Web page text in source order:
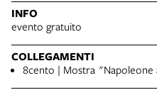
INFO
evento gratuito
COLLEGAMENTI
8cento | Mostra "Napoleone